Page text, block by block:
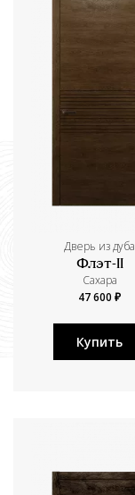
Дверь из дуба
Флэт-II
Сахара
47 600 ₽
Купить